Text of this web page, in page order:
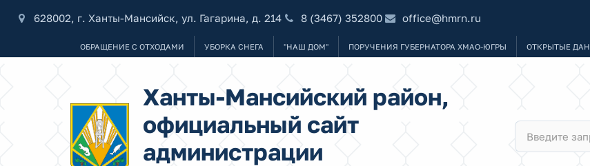
628002, г. Ханты-Мансийск, ул. Гагарина, д. 214 8 (3467) 352800 office@hmrn.ru
ОБРАЩЕНИЕ С ОТХОДАМИ УБОРКА СНЕГА "НАШ ДОМ" ПОРУЧЕНИЯ ГУБЕРНАТОРА ХМАО-ЮГРЫ ОТКРЫТЫЕ
Ханты-Мансийский район,
официальный сайт
администрации